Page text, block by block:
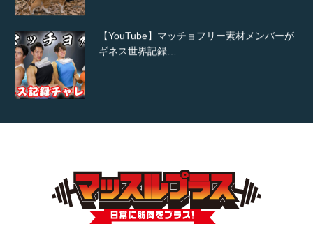
【YouTube】マッチョフリー素材メンバーが
ギネス世界記録…
TOKYO FMラジオ番組「ONE MORNING」
で紹介さ…